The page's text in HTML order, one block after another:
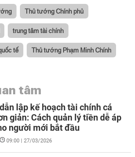
Thủ tướng Chính phủ
trung tâm tài chính
tế Thủ tướng Phạm Minh Chính
tâm
lập kế hoạch tài chính cá
giản: Cách quản lý tiền dễ áp
người mới bắt đầu
09:00 | 27/03/2026